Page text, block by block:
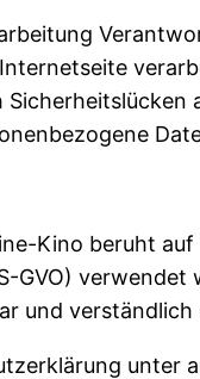
Kino beruht
GVO)
und
unter